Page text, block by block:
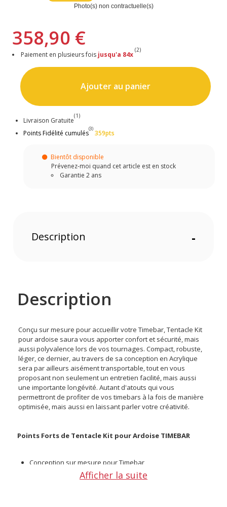
Photo(s) non contractuelle(s)
358,90 €
Paiement en plusieurs fois jusqu'a 84x
(2)
Ajouter au panier
Livraison Gratuite
(1)
Points Fidélité cumulés
(3)
359pts
Bientôt disponible
Prévenez-moi quand cet article est en stock
Garantie 2 ans
Description -
Description
Conçu sur mesure pour accueillir votre Timebar, Tentacle Kit
pour ardoise saura vous apporter confort et sécurité, mais
aussi polyvalence lors de vos tournages. Compact, robuste,
léger, ce dernier, au travers de sa conception en Acrylique
sera par ailleurs aisément transportable, tout en vous
proposant non seulement un entretien facilité, mais aussi
une importante longévité. Autant d'atouts qui vous
permettront de profiter de vos timebars à la fois de manière
optimisée, mais aussi en laissant parler votre créativité.
Points Forts de Tentacle Kit pour Ardoise TIMEBAR
Conception sur mesure pour Timebar
Panneau en Acrylique, léger et robuste
Bâtons de claquette durables
Afficher la suite